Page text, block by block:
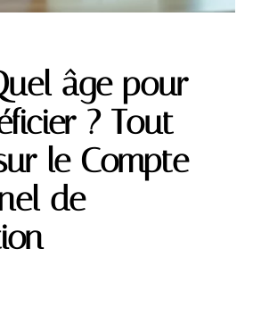
âge pour
? Tout
le Compte
de